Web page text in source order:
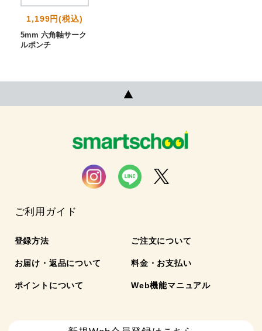
1,199円(税込)
5mm 六角軸サーク
ルポンチ
ご利用ガイド
登録方法 ご注文について
お届け・返品について 料金・お支払い
ポイントについて Web機能マニュアル